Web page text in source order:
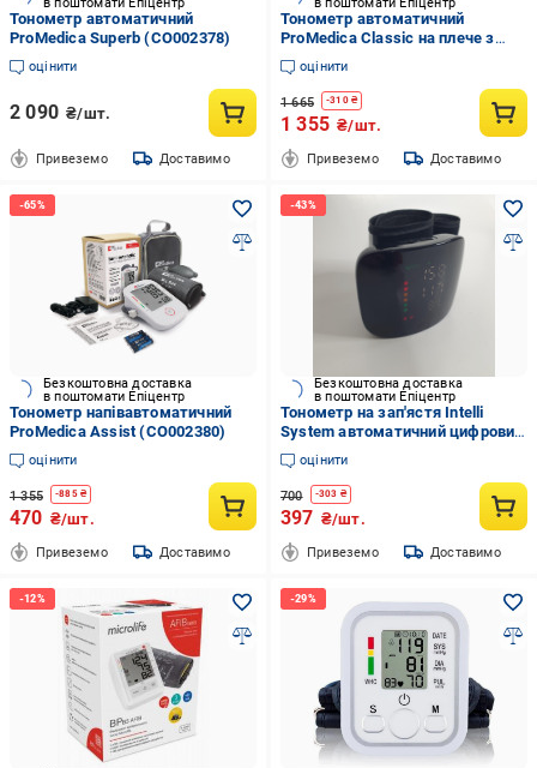
Тонометр автоматичний
ProMedica Superb (CO002378)
оцінити
2 090 ₴/шт.
Привеземо Доставимо
Тонометр автоматичний
ProMedica Classic на плече з
адаптером (CO002376)
оцінити
1 665 -310₴
1 355 ₴/шт.
Привеземо Доставимо
Безкоштовна доставка
в поштомати Епіцентр
Тонометр напівавтоматичний
ProMedica Assist (CO002380)
оцінити
1 355 -885₴
470 ₴/шт.
Привеземо Доставимо
Безкоштовна доставка
в поштомати Епіцентр
Тонометр на зап'ястя Intelli
System автоматичний цифровий
Чорний (YRS-714)
оцінити
700 -303 ₴
397 ₴/шт.
Привеземо Доставимо